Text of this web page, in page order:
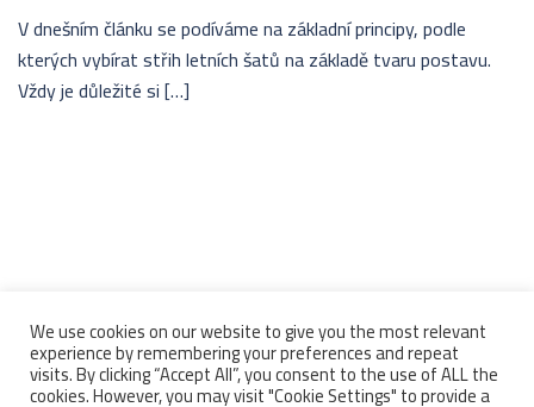
V dnešním článku se podíváme na základní principy, podle
kterých vybírat střih letních šatů na základě tvaru postavu.
Vždy je důležité si […]
© 2026 Perfektní styl. Proudly powered bySydney
Texty, koláže a fotografie na tomto webu jsou majetkem
autora a jsou chráněny autorským právem. Jejich šíření bez
We use cookies on our website to give you the most relevant
experience by remembering your preferences and repeat
visits. By clicking “Accept All”, you consent to the use of ALL the
cookies. However, you may visit "Cookie Settings" to provide a